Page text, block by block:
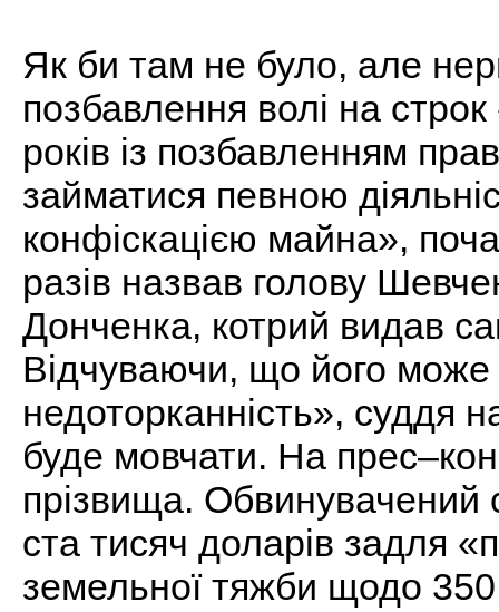
Як би там не було, але
позбавлення волі на
років із позбавленням
займатися певною
конфіскацією майна»,
разів назвав голову
Донченка, котрий видав
Відчуваючи, що його може
недоторканність», суддя
буде мовчати. На
прізвища.
ста тисяч доларів задля
земельної тяжби щодо 350